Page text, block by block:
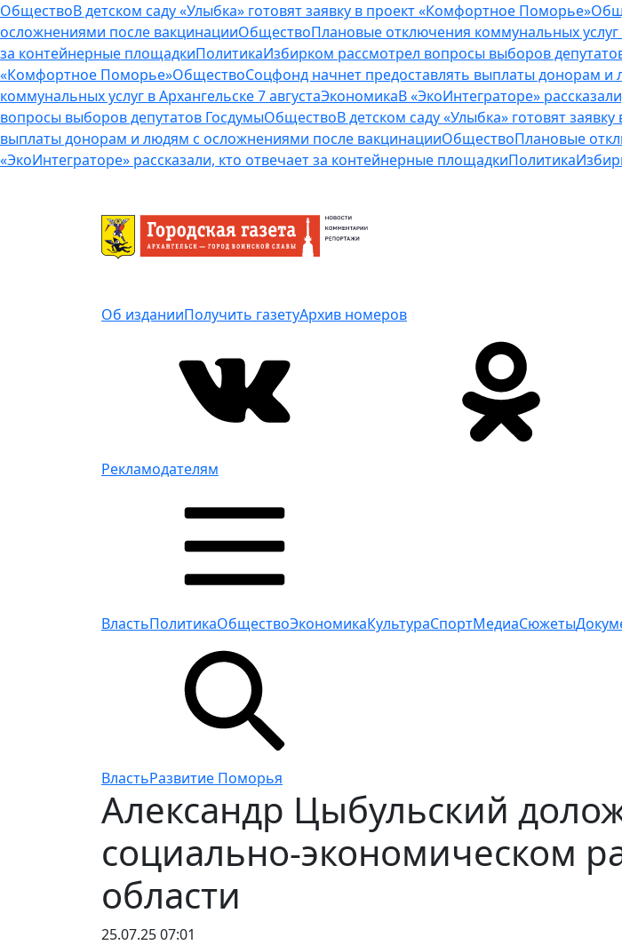
ОбществоВ детском саду «Улыбка» готовят заявку в проект «Комфортное Поморье»
осложнениями после вакцинацииОбществоПлановые отключения коммунальных услуг
за контейнерные площадкиПолитикаИзбирком рассмотрел вопросы выборов
«Комфортное Поморье»ОбществоСоцфонд начнет предоставлять выплаты донорам
коммунальных услуг в Архангельске 7 августаЭкономикаВ «ЭкоИнтеграторе»
вопросы выборов депутатов ГосдумыОбществоВ детском саду «Улыбка» готовят
выплаты донорам и людям с осложнениями после вакцинацииОбществоПлановые
«ЭкоИнтеграторе» рассказали, кто отвечает за контейнерные площадкиПолитика
Об изданииПолучить газетуАрхив номеров
Рекламодателям
ВластьПолитикаОбществоЭкономикаКультураСпортМедиаСюжеты
ВластьРазвитие Поморья
Александр Цыбульский
социально-экономическом
области
25.07.25 07:01